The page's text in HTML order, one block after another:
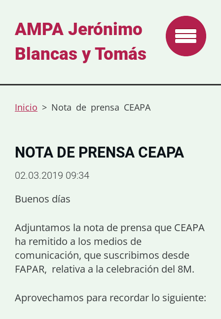
AMPA Jerónimo
Blancas y Tomás
Inicio > Nota de prensa CEAPA
NOTA DE PRENSA CEAPA
02.03.2019 09:34
Buenos días
Adjuntamos la nota de prensa que CEAPA
ha remitido a los medios de
comunicación, que suscribimos desde
FAPAR, relativa a la celebración del 8M.
Aprovechamos para recordar lo siguiente: